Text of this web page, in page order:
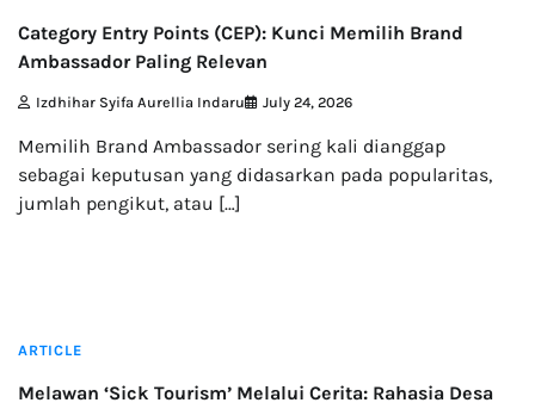
Category Entry Points (CEP): Kunci Memilih Brand
Ambassador Paling Relevan
Izdhihar Syifa Aurellia Indaru July 24, 2026
Memilih Brand Ambassador sering kali dianggap
sebagai keputusan yang didasarkan pada popularitas,
jumlah pengikut, atau […]
ARTICLE
Melawan ‘Sick Tourism’ Melalui Cerita: Rahasia Desa